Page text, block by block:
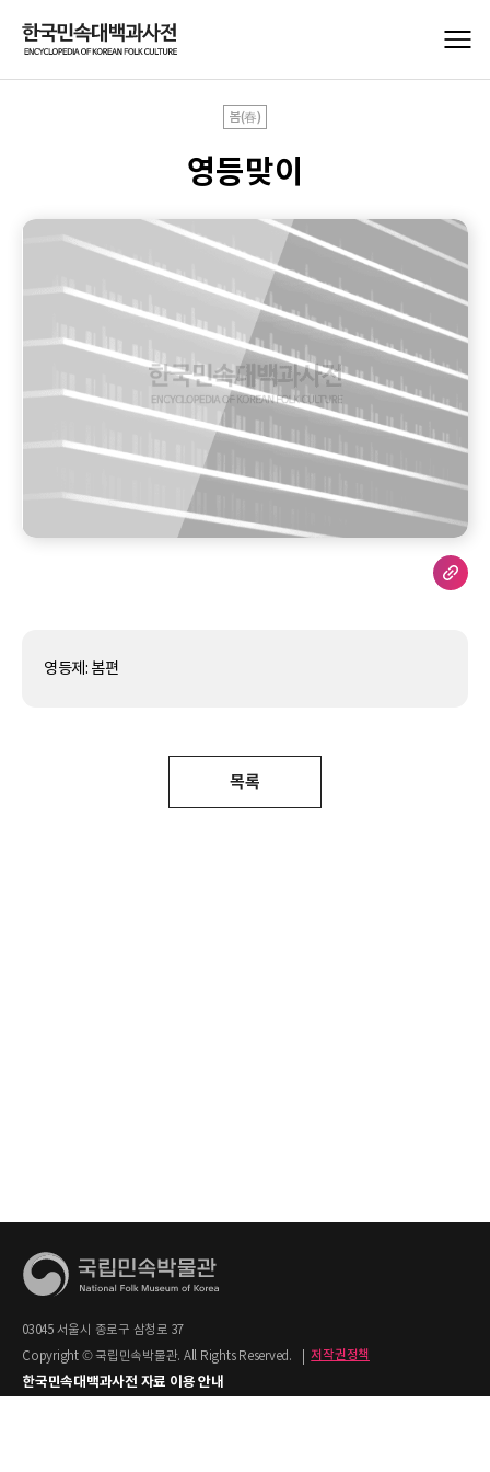
봄(春)
영등맞이
영등제: 봄편
목록
03045 서울시 종로구 삼청로 37
Copyright © 국립민속박물관. All Rights Reserved.
저작권정책
한국민속대백과사전 자료 이용 안내